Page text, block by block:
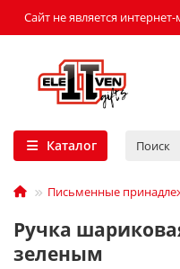
Сайт не является
Каталог
Письменные
Ручка
зеленым